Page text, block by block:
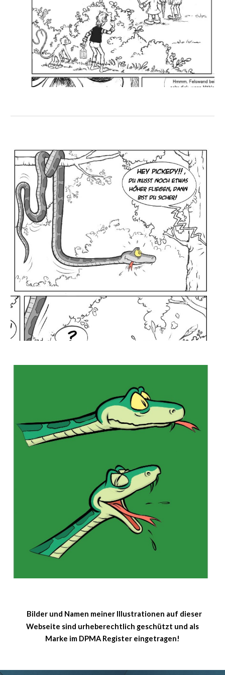
Bilder und Namen meiner Illustrationen auf dieser
Webseite sind urheberechtlich geschützt und als
Marke im DPMA Register eingetragen!